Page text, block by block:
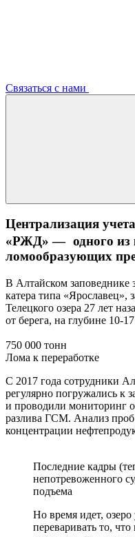
Связаться с нами
Централизация
«РЖД» — одного из
ломообразующих
В Алтайском заповеднике
катера типа «Ярославец»,
Телецкого озера 27 лет
от берега, на глубине 10-
750 000 тонн
Лома к переработке
С 2017 года сотрудники
регулярно погружались к
и проводили мониторинг
разлива ГСМ. Анализ
концентрации
Последние кадры
непотревоженного
подъема
Но время идет,
переваривать то,